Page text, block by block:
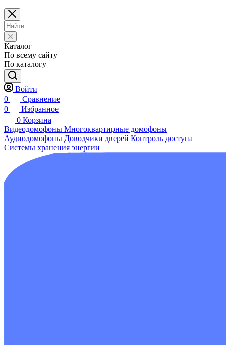
Каталог
По всему сайту
По каталогу
Войти
0
Сравнение
0
Избранное
0 Корзина
Видеодомофоны Многоквартирные домофоны
Аудиодомофоны Доводчики дверей Контроль доступа
Системы хранения энергии